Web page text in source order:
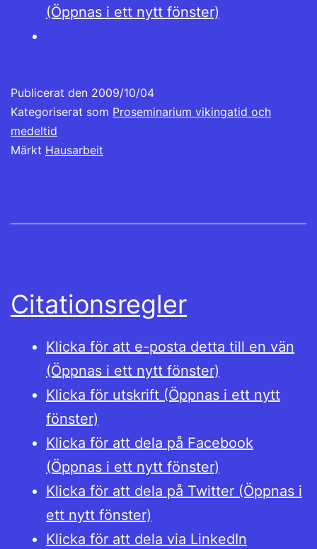
(Öppnas i ett nytt fönster)
Publicerat den 2009/10/04
Kategoriserat som Proseminarium vikingatid och
medeltid
Märkt Hausarbeit
Citationsregler
Klicka för att e-posta detta till en vän
(Öppnas i ett nytt fönster)
Klicka för utskrift (Öppnas i ett nytt
fönster)
Klicka för att dela på Facebook
(Öppnas i ett nytt fönster)
Klicka för att dela på Twitter (Öppnas i
ett nytt fönster)
Klicka för att dela via LinkedIn